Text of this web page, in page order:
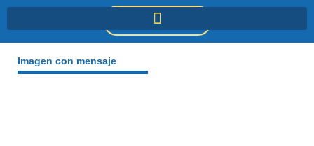
DONACIONES
Imagen con mensaje